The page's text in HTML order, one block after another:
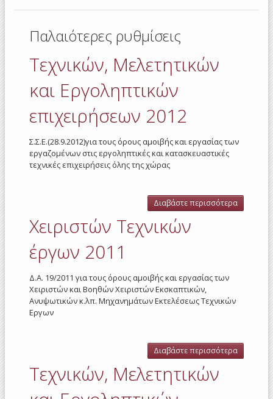
Παλαιότερες ρυθμίσεις
Τεχνικών, Μελετητικών
και Εργοληπτικών
επιχειρήσεων 2012
Σ.Σ.Ε.(28.9.2012)για τους όρους αμοιβής και εργασίας των
εργαζομένων στις εργοληπτικές και κατασκευαστικές
τεχνικές επιχειρήσεις όλης της χώρας
Διαβάστε περισσότερα
Χειριστών Tεχνικών
έργων 2011
Δ.Α. 19/2011 για τους όρους αμοιβής και εργασίας των
Χειριστών και Βοηθών Χειριστών Εκσκαπτικών,
Ανυψωτικών κ.λπ. Μηχανημάτων Εκτελέσεως Τεχνικών
Εργων
Διαβάστε περισσότερα
Χειριστών
Τεχνικών, Μελετητικών